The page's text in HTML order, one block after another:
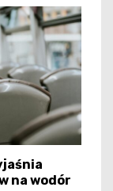
na wodór